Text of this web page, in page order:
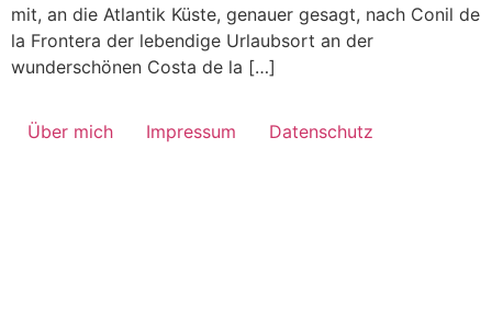
mit, an die Atlantik Küste, genauer gesagt, nach Conil de
la Frontera der lebendige Urlaubsort an der
wunderschönen Costa de la […]
Über mich Impressum Datenschutz